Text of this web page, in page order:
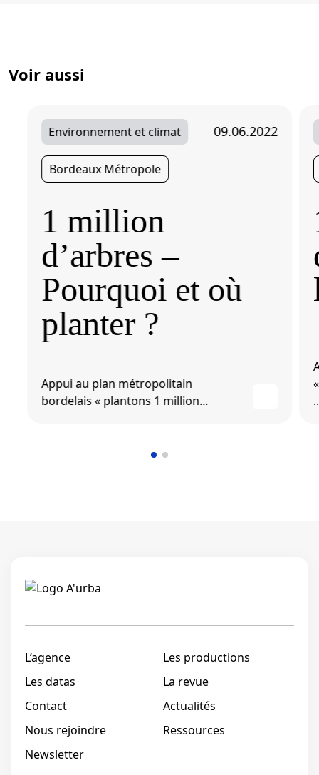
Voir aussi
Environnement et climat 09.06.2022
Bordeaux Métropole
1 million
d’arbres –
Pourquoi et où
planter ?
Appui au plan métropolitain
bordelais « plantons 1 million...
L’agence
Les productions
Les datas
La revue
Contact
Actualités
Nous rejoindre
Ressources
Newsletter